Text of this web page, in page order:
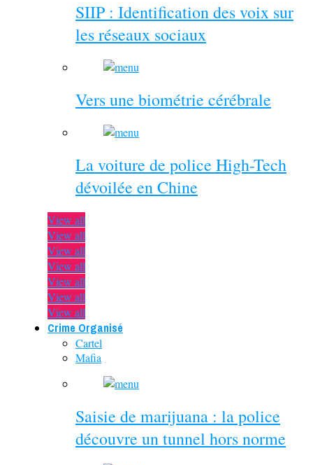
SIIP : Identification des voix sur
les réseaux sociaux
Vers une biométrie cérébrale
La voiture de police High-Tech
dévoilée en Chine
View all
View all
View all
View all
View all
View all
View all
Crime Organisé
Cartel
Mafia
Saisie de marijuana : la police
découvre un tunnel hors norme